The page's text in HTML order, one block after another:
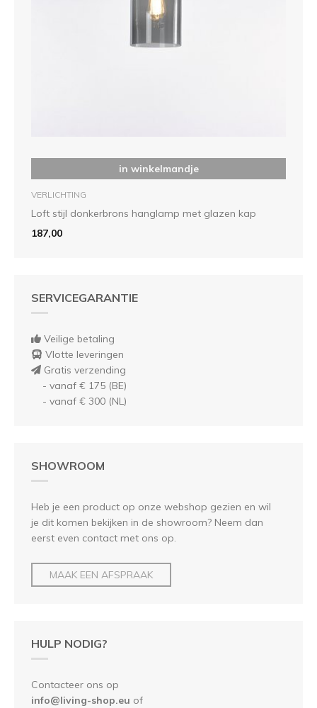
in winkelmandje
VERLICHTING
Loft stijl donkerbrons hanglamp met glazen kap
187,00
SERVICEGARANTIE
Veilige betaling
Vlotte leveringen
Gratis verzending
- vanaf € 175 (BE)
- vanaf € 300 (NL)
SHOWROOM
Heb je een product op onze webshop gezien en wil
je dit komen bekijken in de showroom? Neem dan
eerst even contact met ons op.
MAAK EEN AFSPRAAK
HULP NODIG?
Contacteer ons op
info@living-shop.eu of